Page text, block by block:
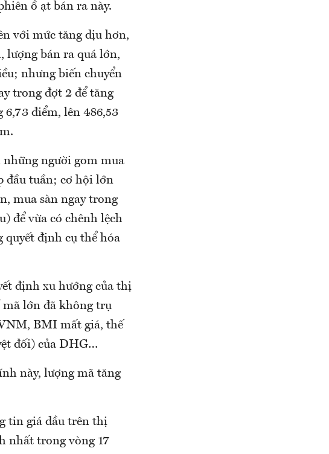
ồ ạt bán ra này.
với mức tăng dịu hơn,
lượng bán ra quá lớn,
nhưng biến chuyển
trong đợt 2 để tăng
điểm, lên 486,53
người gom mua
đầu tuần; cơ hội lớn
mua sàn ngay trong
để vừa có chênh lệch
quyết định cụ thể hóa
định xu hướng của thị
mã lớn đã không trụ
BMI mất giá, thế
đối) của DHG…
này, lượng mã tăng
tin giá dầu trên thị
nhất trong vòng 17